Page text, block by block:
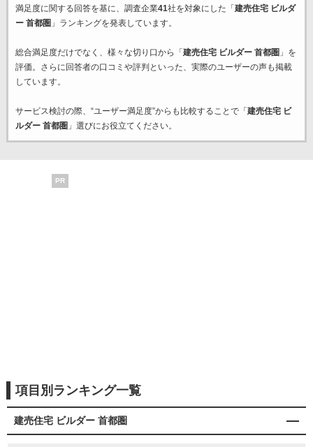
満足度に関する回答を基に、調査企業41社を対象にした「 建売住宅 ビルダ
ー 首都圏 」ランキングを発表しています。
総合満足度だけでなく、様々な切り口から「 建売住宅 ビルダー 首都圏 」を
評価。さらに回答者の口コミや評判といった、実際のユーザーの声も掲載
しています。
サービス検討の際、“ユーザー満足度”からも比較することで「 建売住宅 ビ
ルダー 首都圏 」選びにお役立てください。
PR
項目別ランキング一覧
建売住宅 ビルダー 首都圏